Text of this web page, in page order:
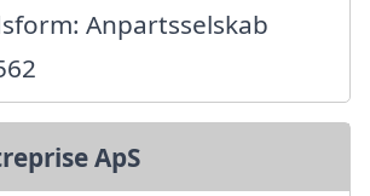
Anpartsselskab
ApS